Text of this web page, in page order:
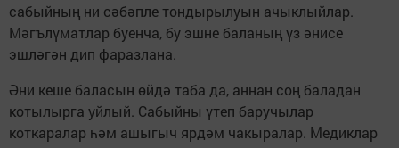
сабыйның ни сәбәпле тондырылуын ачыклыйлар.
Мәгълүматлар буенча, бу эшне баланың үз әнисе
эшләгән дип фаразлана.
Әни кеше баласын өйдә таба да, аннан соң баладан
котылырга уйлый. Сабыйны үтеп баручылар
коткаралар һәм ашыгыч ярдәм чакыралар. Медиклар